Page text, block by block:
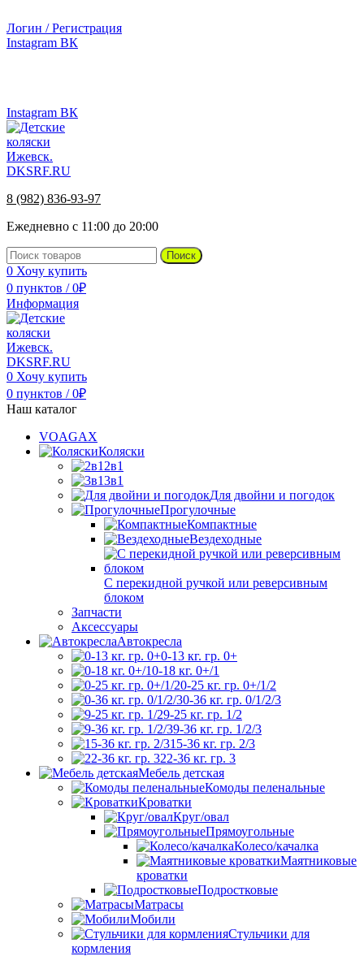
Логин / Регистрация
Instagram ВК
Instagram ВК
8 (982) 836-93-97
Ежедневно с 11:00 до 20:00
Поиск
0 Хочу купить
0 пунктов / 0₽
Информация
0 Хочу купить
0 пунктов / 0₽
Наш каталог
VOAGAX
Коляски
2в1
3в1
Для двойни и погодок
Прогулочные
Компактные
Вездеходные
С перекидной ручкой или реверсивным
блоком
Запчасти
Аксессуары
Автокресла
0-13 кг. гр. 0+
0-18 кг. 0+/1
0-25 кг. гр. 0+/1/2
0-36 кг. гр. 0/1/2/3
9-25 кг. гр. 1/2
9-36 кг. гр. 1/2/3
15-36 кг. гр. 2/3
22-36 кг. гр. 3
Мебель детская
Комоды пеленальные
Кроватки
Круг/овал
Прямоугольные
Колесо/качалка
Маятниковые
кроватки
Подростковые
Матрасы
Мобили
Стульчики для
кормления